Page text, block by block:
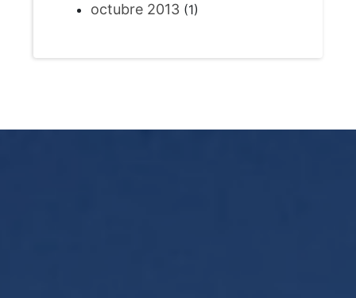
octubre 2013(1)